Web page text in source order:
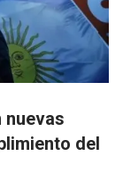
nuevas
del